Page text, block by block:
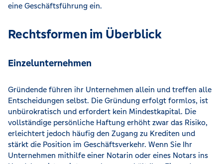
eine Geschäftsführung ein.
Rechtsformen im Überblick
Einzelunternehmen
Gründende führen ihr Unternehmen allein und treffen alle
Entscheidungen selbst. Die Gründung erfolgt formlos, ist
unbürokratisch und erfordert kein Mindestkapital. Die
vollständige persönliche Haftung erhöht zwar das Risiko,
erleichtert jedoch häufig den Zugang zu Krediten und
stärkt die Position im Geschäftsverkehr. Wenn Sie Ihr
Unternehmen mithilfe einer Notarin oder eines Notars ins